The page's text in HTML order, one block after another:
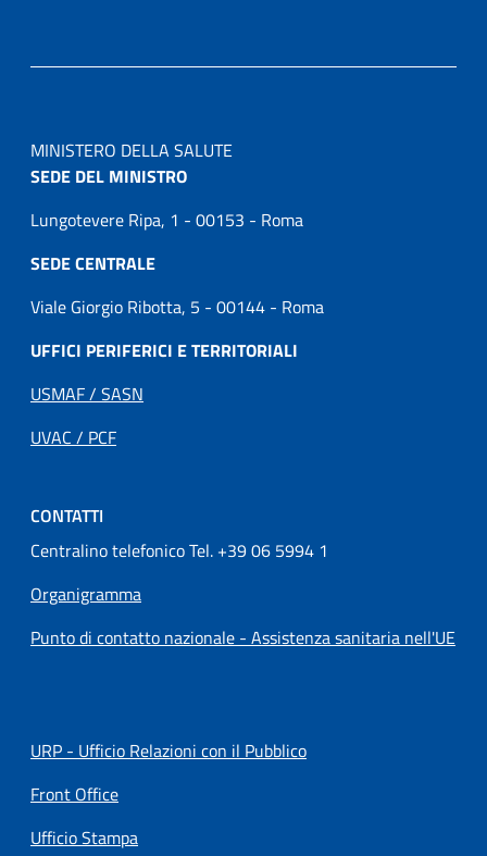
MINISTERO DELLA SALUTE
SEDE DEL MINISTRO
Lungotevere Ripa, 1 - 00153 - Roma
SEDE CENTRALE
Viale Giorgio Ribotta, 5 - 00144 - Roma
UFFICI PERIFERICI E TERRITORIALI
USMAF / SASN
UVAC / PCF
CONTATTI
Centralino telefonico Tel. +39 06 5994 1
Organigramma
Punto di contatto nazionale - Assistenza sanitaria nell'UE
URP - Ufficio Relazioni con il Pubblico
Front Office
Ufficio Stampa